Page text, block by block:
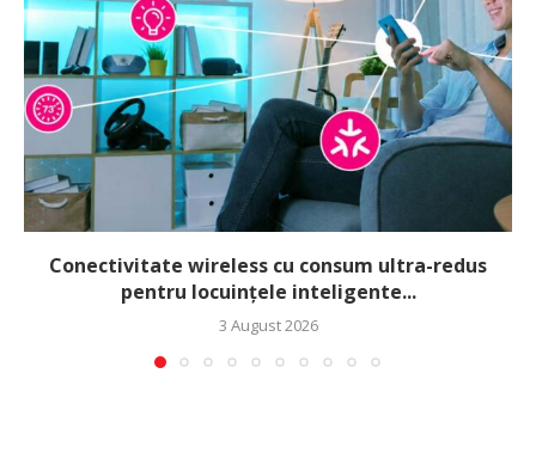
Conectivitate wireless cu consum ultra-redus
pentru locuințele inteligente...
3 August 2026